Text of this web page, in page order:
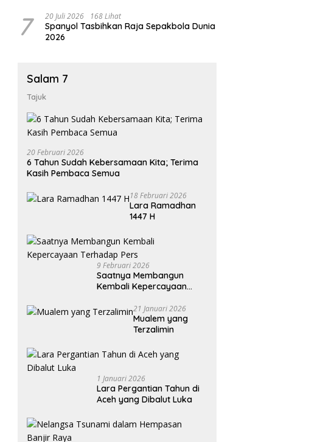
7 20 Juli 2026 168 Lihat
Spanyol Tasbihkan Raja Sepakbola Dunia
2026
Salam 7
Tajuk
20 Februari 2026
6 Tahun Sudah Kebersamaan Kita; Terima
Kasih Pembaca Semua
18 Februari 2026
Lara Ramadhan
1447 H
9 Februari 2026
Saatnya Membangun
Kembali Kepercayaan
21 Januari 2026
Mualem yang
Terzalimin
1 Januari 2026
Lara Pergantian Tahun di
Aceh yang Dibalut Luka